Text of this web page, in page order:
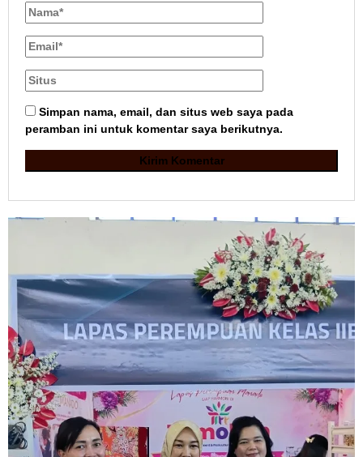
Simpan nama, email, dan situs web saya pada
peramban ini untuk komentar saya berikutnya.